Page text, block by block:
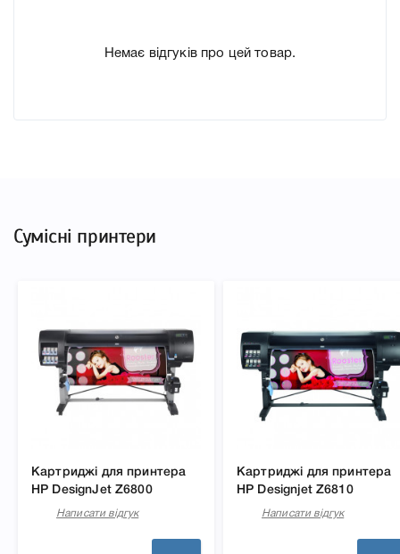
Немає відгуків про цей товар.
Сумісні принтери
Картриджі для принтера
HP DesignJet Z6800
Написати відгук
Картриджі для принтера
HP Designjet Z6810
Написати відгук